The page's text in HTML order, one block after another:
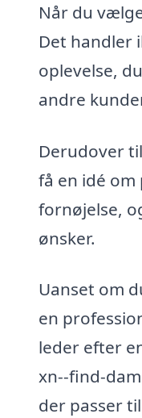
Når du
Det handler
oplevelse,
andre
Derudover
få en idé
fornøjelse,
ønsker.
Uanset om
en
leder efter
xn--find-
der passer